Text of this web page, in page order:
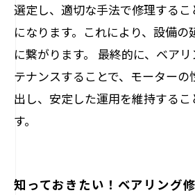
選定し、適切な手法で修理する
になります。これにより、設備
に繋がります。 最終的に、ベア
テナンスすることで、モーターの
出し、安定した運用を維持するこ
す。
知っておきたい！ベアリング